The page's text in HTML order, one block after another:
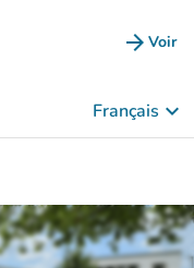
arrow_forward Voir
Français keyboard_arrow_down